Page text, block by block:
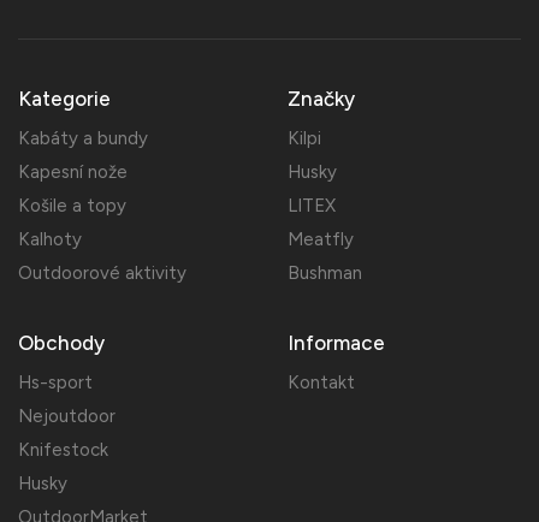
Kategorie
Kabáty a bundy
Kapesní nože
Košile a topy
Kalhoty
Outdoorové aktivity
Značky
Kilpi
Husky
LITEX
Meatfly
Bushman
Obchody
Hs-sport
Nejoutdoor
Knifestock
Husky
OutdoorMarket
Informace
Kontakt